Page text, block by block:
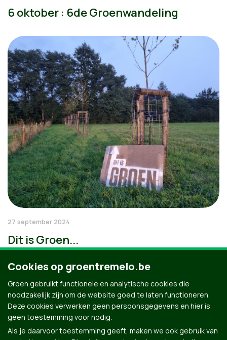
6 oktober : 6de Groenwandeling
27 september 2024
Dit is Groen...
Cookies op groentremelo.be
Groen gebruikt functionele en analytische cookies die
noodzakelijk zijn om de website goed te laten functioneren.
Deze cookies verwerken geen persoonsgegevens en hier is
geen toestemming voor nodig.
Als je daarvoor toestemming geeft, maken we ook gebruik van